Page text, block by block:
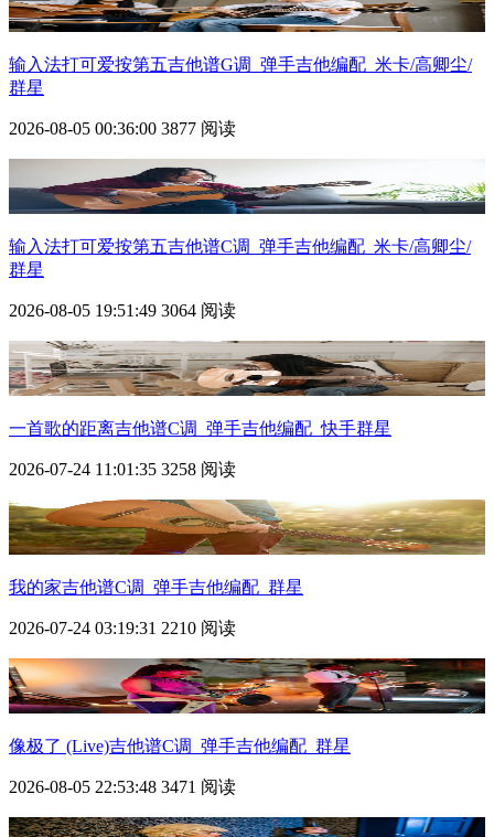
输入法打可爱按第五吉他谱G调_弹手吉他编配_米卡/高卿尘/
群星
2026-08-05 00:36:00 3877 阅读
输入法打可爱按第五吉他谱C调_弹手吉他编配_米卡/高卿尘/
群星
2026-08-05 19:51:49 3064 阅读
一首歌的距离吉他谱C调_弹手吉他编配_快手群星
2026-07-24 11:01:35 3258 阅读
我的家吉他谱C调_弹手吉他编配_群星
2026-07-24 03:19:31 2210 阅读
像极了 (Live)吉他谱C调_弹手吉他编配_群星
2026-08-05 22:53:48 3471 阅读